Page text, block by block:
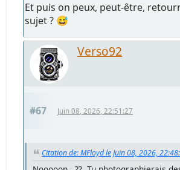
Et puis on peux, peut-être,
sujet ? 😅
Verso92
#67 Juin 08, 2026, 22:51:27
Citation de: MFloyd le Juin 08, 2026,